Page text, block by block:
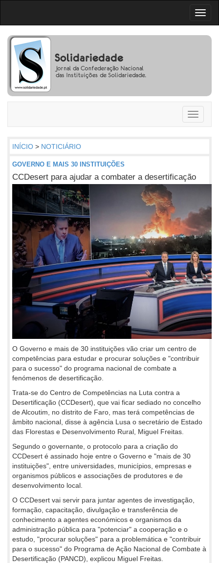
Toggle
INÍCIO > NOTICIÁRIO
GOVERNO E MAIS 30 INSTITUIÇÕES
CCDesert para ajudar a combater a desertificação
O Governo e mais de 30 instituições vão criar um centro de
competências para estudar e procurar soluções e "contribuir
para o sucesso" do programa nacional de combate a
fenómenos de desertificação.
Trata-se do Centro de Competências na Luta contra a
Desertificação (CCDesert), que vai ficar sediado no concelho
de Alcoutim, no distrito de Faro, mas terá competências de
âmbito nacional, disse à agência Lusa o secretário de Estado
das Florestas e Desenvolvimento Rural, Miguel Freitas.
Segundo o governante, o protocolo para a criação do
CCDesert é assinado hoje entre o Governo e "mais de 30
instituições", entre universidades, municípios, empresas e
organismos públicos e associações de produtores e de
desenvolvimento local.
O CCDesert vai servir para juntar agentes de investigação,
formação, capacitação, divulgação e transferência de
conhecimento a agentes económicos e organismos da
administração pública para "potenciar" a cooperação e o
estudo, "procurar soluções" para a problemática e "contribuir
para o sucesso" do Programa de Ação Nacional de Combate à
Desertificação (PANCD), explicou Miguel Freitas.